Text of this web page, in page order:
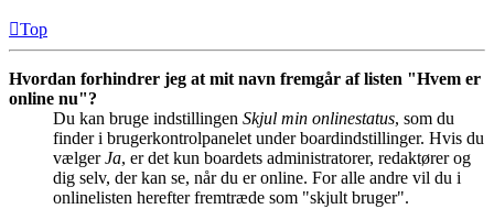
Top
Hvordan forhindrer jeg at mit navn fremgår af listen "Hvem er
online nu"?
Du kan bruge indstillingen Skjul min onlinestatus, som du
finder i brugerkontrolpanelet under boardindstillinger. Hvis du
vælgerJa, er det kun boardets administratorer, redaktører og
dig selv, der kan se, når du er online. For alle andre vil du i
onlinelisten herefter fremtræde som "skjult bruger".